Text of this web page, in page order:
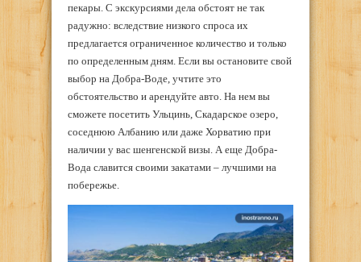
пекары. С экскурсиями дела обстоят не так
радужно: вследствие низкого спроса их
предлагается ограниченное количество и только
по определенным дням. Если вы остановите свой
выбор на Добра-Воде, учтите это
обстоятельство и арендуйте авто. На нем вы
сможете посетить Ульцинь, Скадарское озеро,
соседнюю Албанию или даже Хорватию при
наличии у вас шенгенской визы. А еще Добра-
Вода славится своими закатами – лучшими на
побережье.